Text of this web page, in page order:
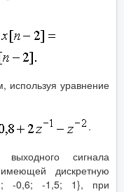
уравнение
.
сигнала
дискретную
-0,6; -1,5; 1}, при